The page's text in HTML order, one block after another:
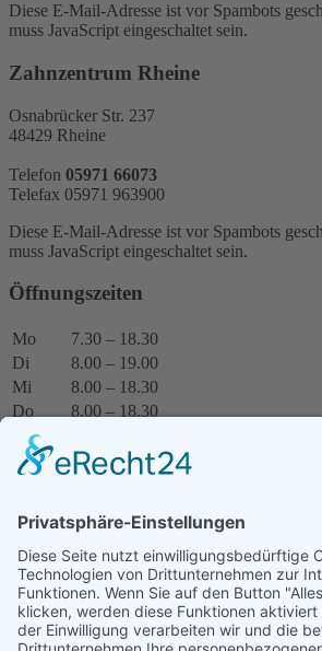
Diese E-Mail-Adresse ist vor Spambots
muss JavaScript eingeschaltet sein.
Zahnzentrum Rheine
Osnabrücker Str. 237
48429 Rheine
Telefon 05971 66073
Telefax 05971 963900
Diese E-Mail-Adresse ist vor Spambots
muss JavaScript eingeschaltet sein.
Öffnungszeiten
Mo
7.30 – 18.30
Di
8.00 – 19.00
Mi
8.00 – 18.30
Do
8.00 – 18.30
Weitere Termine nach Vereinbarung.
Termin online buchen
Wer hat Notdienst?
Unter der Telefonnummer01805 986700
Informationsdienst.